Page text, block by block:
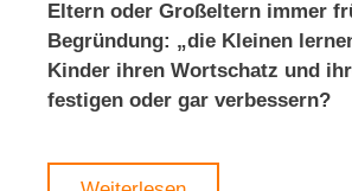
Eltern oder Großeltern immer
Begründung: „die Kleinen
Kinder ihren Wortschatz und
festigen oder gar verbessern?